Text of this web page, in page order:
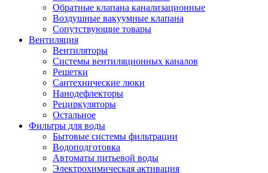
Обратные клапана канализационные
Воздушные вакуумные клапана
Сопутствующие товары
Вентиляция
Вентиляторы
Системы вентиляционных каналов
Решетки
Сантехнические люки
Нанодефлекторы
Рециркуляторы
Остальное
Фильтры для воды
Бытовые системы фильтрации
Водоподготовка
Автоматы питьевой воды
Электрохимическая активация